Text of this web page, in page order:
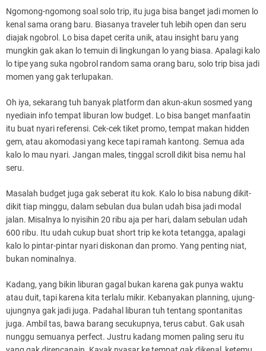
Ngomong-ngomong soal solo trip, itu juga bisa banget jadi momen lo
kenal sama orang baru. Biasanya traveler tuh lebih open dan seru
diajak ngobrol. Lo bisa dapet cerita unik, atau insight baru yang
mungkin gak akan lo temuin di lingkungan lo yang biasa. Apalagi kalo
lo tipe yang suka ngobrol random sama orang baru, solo trip bisa jadi
momen yang gak terlupakan.
Oh iya, sekarang tuh banyak platform dan akun-akun sosmed yang
nyediain info tempat liburan low budget. Lo bisa banget manfaatin
itu buat nyari referensi. Cek-cek tiket promo, tempat makan hidden
gem, atau akomodasi yang kece tapi ramah kantong. Semua ada
kalo lo mau nyari. Jangan males, tinggal scroll dikit bisa nemu hal
seru.
Masalah budget juga gak seberat itu kok. Kalo lo bisa nabung dikit-
dikit tiap minggu, dalam sebulan dua bulan udah bisa jadi modal
jalan. Misalnya lo nyisihin 20 ribu aja per hari, dalam sebulan udah
600 ribu. Itu udah cukup buat short trip ke kota tetangga, apalagi
kalo lo pintar-pintar nyari diskonan dan promo. Yang penting niat,
bukan nominalnya.
Kadang, yang bikin liburan gagal bukan karena gak punya waktu
atau duit, tapi karena kita terlalu mikir. Kebanyakan planning, ujung-
ujungnya gak jadi juga. Padahal liburan tuh tentang spontanitas
juga. Ambil tas, bawa barang secukupnya, terus cabut. Gak usah
nunggu semuanya perfect. Justru kadang momen paling seru itu